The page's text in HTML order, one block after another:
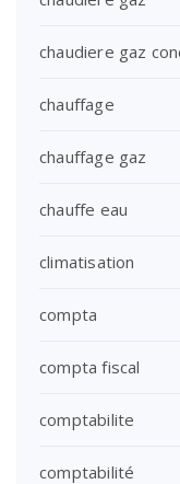
chaudiere gaz
chauffage
chauffage gaz
chauffe eau
climatisation
compta
compta fiscal
comptabilite
comptabilité